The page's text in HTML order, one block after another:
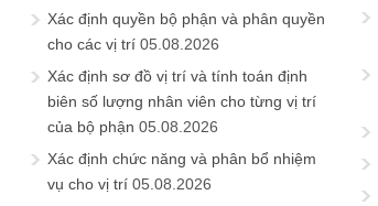
Xác định quyền bộ phận và phân quyền
cho các vị trí 05.08.2026
Xác định sơ đồ vị trí và tính toán định
biên số lượng nhân viên cho từng vị trí
của bộ phận 05.08.2026
Xác định chức năng và phân bổ nhiệm
vụ cho vị trí 05.08.2026